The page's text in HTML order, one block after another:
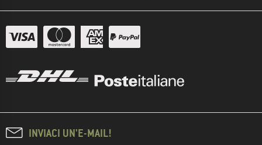
INVIACI UN'E-MAIL!